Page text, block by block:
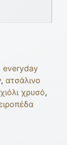
everyday
, ατσάλινο
χρυσό,